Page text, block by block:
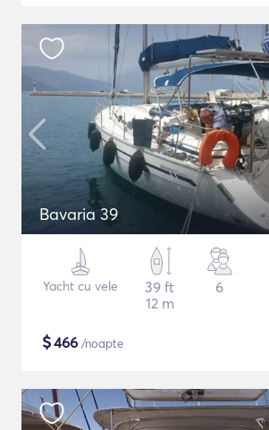
Bavaria 39
Yacht cu vele
39 ft
12 m
6
$466 /noapte